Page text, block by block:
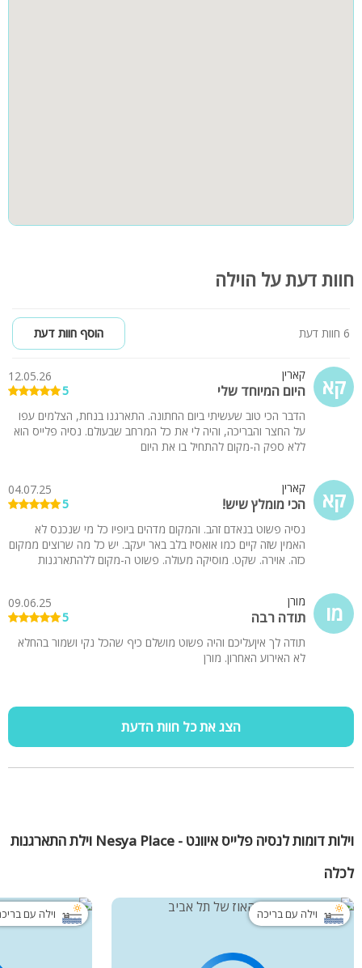
חוות דעת על הוילה
6 חוות דעת הוסף חוות דעת
קא קארין
היום המיוחד שלי
12.05.26
5
הדבר הכי טוב שעשיתי ביום החתונה. התארגנו בנחת, הצלמים עפו
על החצר והבריכה, והיה לי את כל המרחב שבעולם. נסיה פלייס הוא
ללא ספק ה-מקום להתחיל בו את היום
קא קארין
הכי מומלץ שיש!
04.07.25
5
נסיה פשוט בנאדם זהב. והמקום מדהים ביופיו כל מי שנכנס לא
האמין שזה קיים כמו אואסיז בלב באר יעקב. יש כל מה שרוצים ממקום
כזה. אוירה. שקט. מוסיקה מעולה. פשוט ה-מקום ללהתארגנות
מו מורן
תודה רבה
09.06.25
5
תודה לך איןעליכם והיה פשוט מושלם כיף שהכל נקי ושמור בהחלא
לא האירוע האחרון. מורן
הצג את כל חוות הדעת
וילות דומות לנסיה פלייס איוונט - Nesya Place וילת התארגנות
לכלה
וילה עם בריכה וילה עם